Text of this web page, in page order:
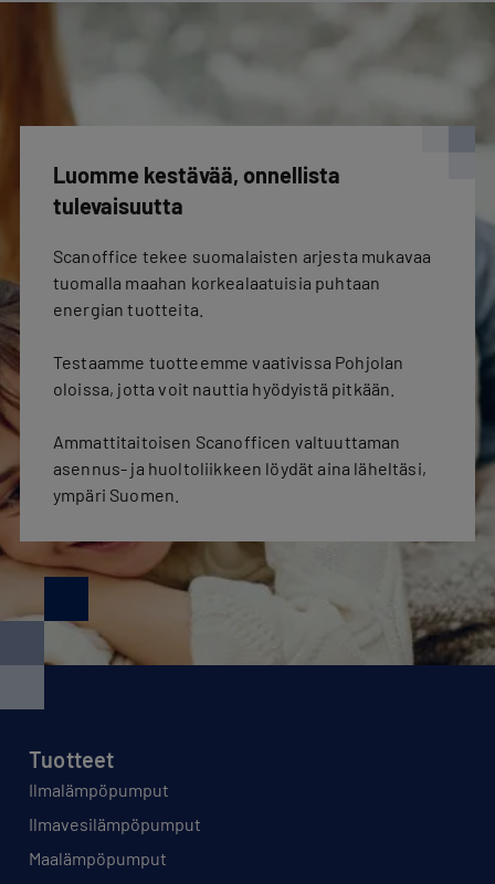
Luomme kestävää, onnellista
tulevaisuutta
Scanoffice tekee suomalaisten arjesta mukavaa
tuomalla maahan korkealaatuisia puhtaan
energian tuotteita.
Testaamme tuotteemme vaativissa Pohjolan
oloissa, jotta voit nauttia hyödyistä pitkään.
Ammattitaitoisen Scanofficen valtuuttaman
asennus- ja huoltoliikkeen löydät aina läheltäsi,
ympäri Suomen.
Tuotteet
Ilmalämpöpumput
Ilmavesilämpöpumput
Maalämpöpumput